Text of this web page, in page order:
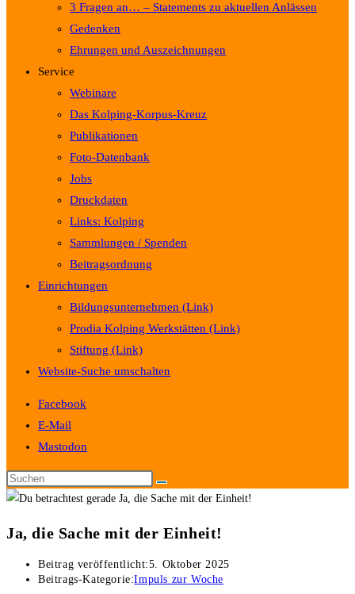
3 Fragen an… – Statements zu aktuellen Anlässen
Gedenken
Ehrungen und Auszeichnungen
Service
Webinare
Das Kolping-Korpus-Kreuz
Publikationen
Foto-Datenbank
Jobs
Druckdaten
Links: Kolping
Sammlungen / Spenden
Beitragsordnung
Einrichtungen
Bildungsunternehmen (Link)
Prodia Kolping Werkstätten (Link)
Stiftung (Link)
Website-Suche umschalten
Facebook
E-Mail
Mastodon
Ja, die Sache mit der Einheit!
Beitrag veröffentlicht:5. Oktober 2025
Beitrags-Kategorie:Impuls zur Woche